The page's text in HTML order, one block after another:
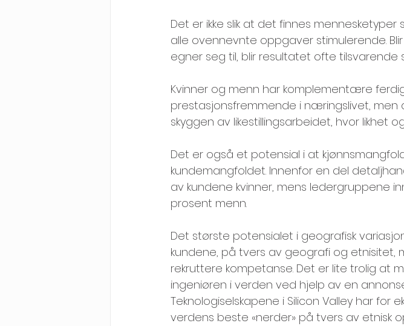
Det er ikke slik at det finnes
alle ovennevnte oppgaver stimulerende.
egner seg til, blir resultatet ofte tilsvarende
Kvinner og menn har komplementære
prestasjonsfremmende i næringslivet,
skyggen av likestillingsarbeidet, hvor likhet
Det er også et potensial i at
kundemangfoldet. Innenfor en del
av kundene kvinner, mens ledergruppene
prosent menn.
Det største potensialet i geografisk
kundene, på tvers av geografi og etnisitet,
rekruttere kompetanse. Det er lite trolig at
ingeniøren i verden ved hjelp av en
Teknologiselskapene i Silicon Valley har
verdens beste «nerder» på tvers av etnisk